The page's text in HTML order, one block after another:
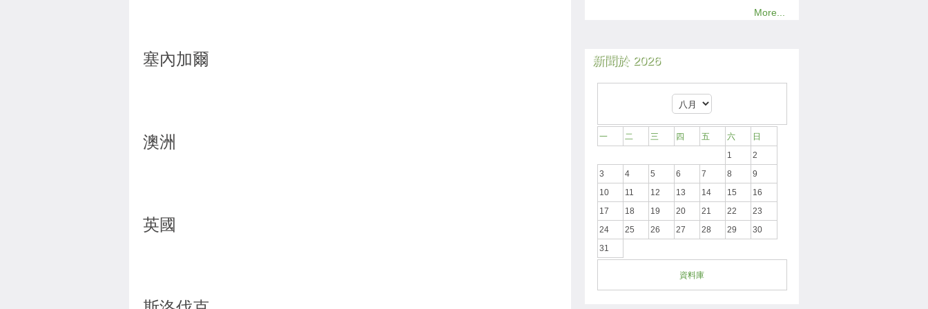
塞內加爾
澳洲
英國
More...
新聞於 2026
一 二 三 四 五 六
日
1
2
3
4 5 6 7 8
9
10
11 12 13 14 15
16
17
18 19 20 21 22
23
24
25 26 27 28 29
30
31
資料庫